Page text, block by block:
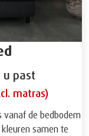
past
matras)
de bedbodem
samen te